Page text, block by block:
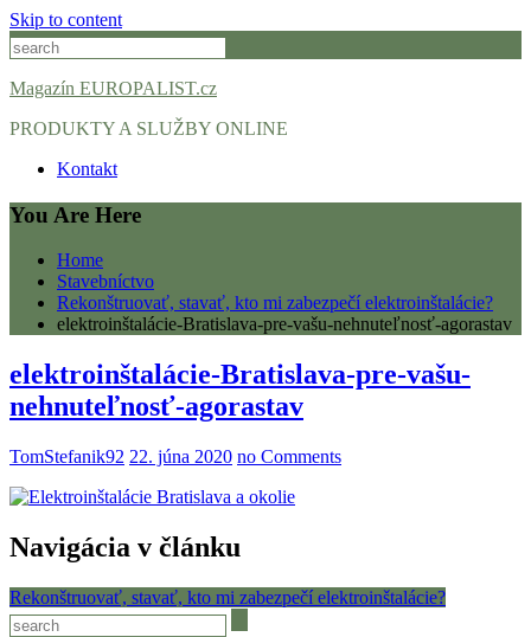
Skip to content
Magazín EUROPALIST.cz
PRODUKTY A SLUŽBY ONLINE
Kontakt
You Are Here
Home
Stavebníctvo
Rekonštruovať, stavať, kto mi zabezpečí elektroinštalácie?
elektroinštalácie-Bratislava-pre-vašu-nehnuteľnosť-agorastav
elektroinštalácie-Bratislava-pre-vašu-
nehnuteľnosť-agorastav
TomStefanik92 22. júna 2020 no Comments
Navigácia v článku
Rekonštruovať, stavať, kto mi zabezpečí elektroinštalácie?